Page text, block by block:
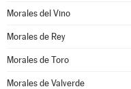
Morales del Vino
Morales de Rey
Morales de Toro
Morales de Valverde